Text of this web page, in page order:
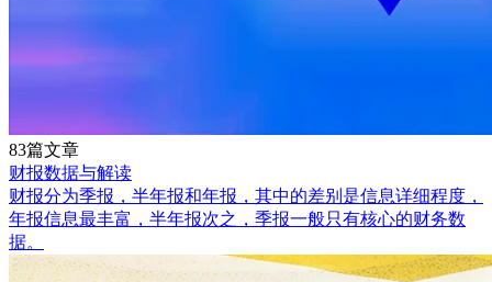
83篇文章
财报数据与解读
财报分为季报，半年报和年报，其中的差别是信息详细程度，
年报信息最丰富，半年报次之，季报一般只有核心的财务数
据。